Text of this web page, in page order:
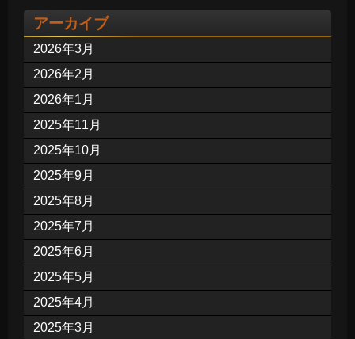
アーカイブ
2026年3月
2026年2月
2026年1月
2025年11月
2025年10月
2025年9月
2025年8月
2025年7月
2025年6月
2025年5月
2025年4月
2025年3月